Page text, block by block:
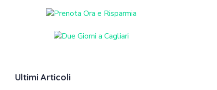
Ultimi Articoli